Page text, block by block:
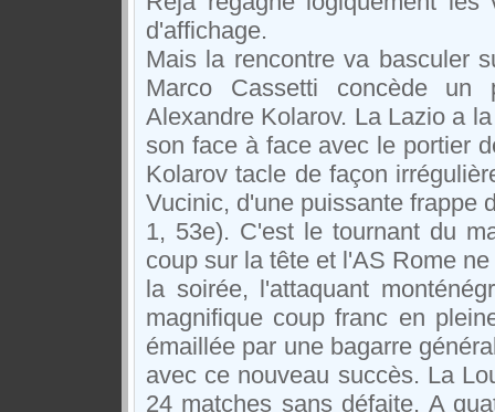
d'affichage.
Mais la rencontre va basculer
Marco Cassetti concède un
Alexandre Kolarov. La Lazio a
son face à face avec le portier
Kolarov tacle de façon
Vucinic, d'une puissante frappe
1, 53e). C'est le tournant du
coup sur la tête et l'AS Rome
la soirée, l'attaquant
magnifique coup franc en
émaillée par une bagarre
avec ce nouveau succès. La
24 matches sans défaite. A